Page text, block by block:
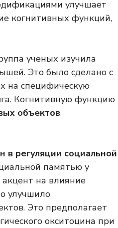
улучшает
когнитивных функций,
ученых изучила
Это было сделано с
на специфическую
Когнитивную функцию
объектов
в регуляции социальной
памятью у
на влияние
улучшило
Это предполагает
окситоцина при